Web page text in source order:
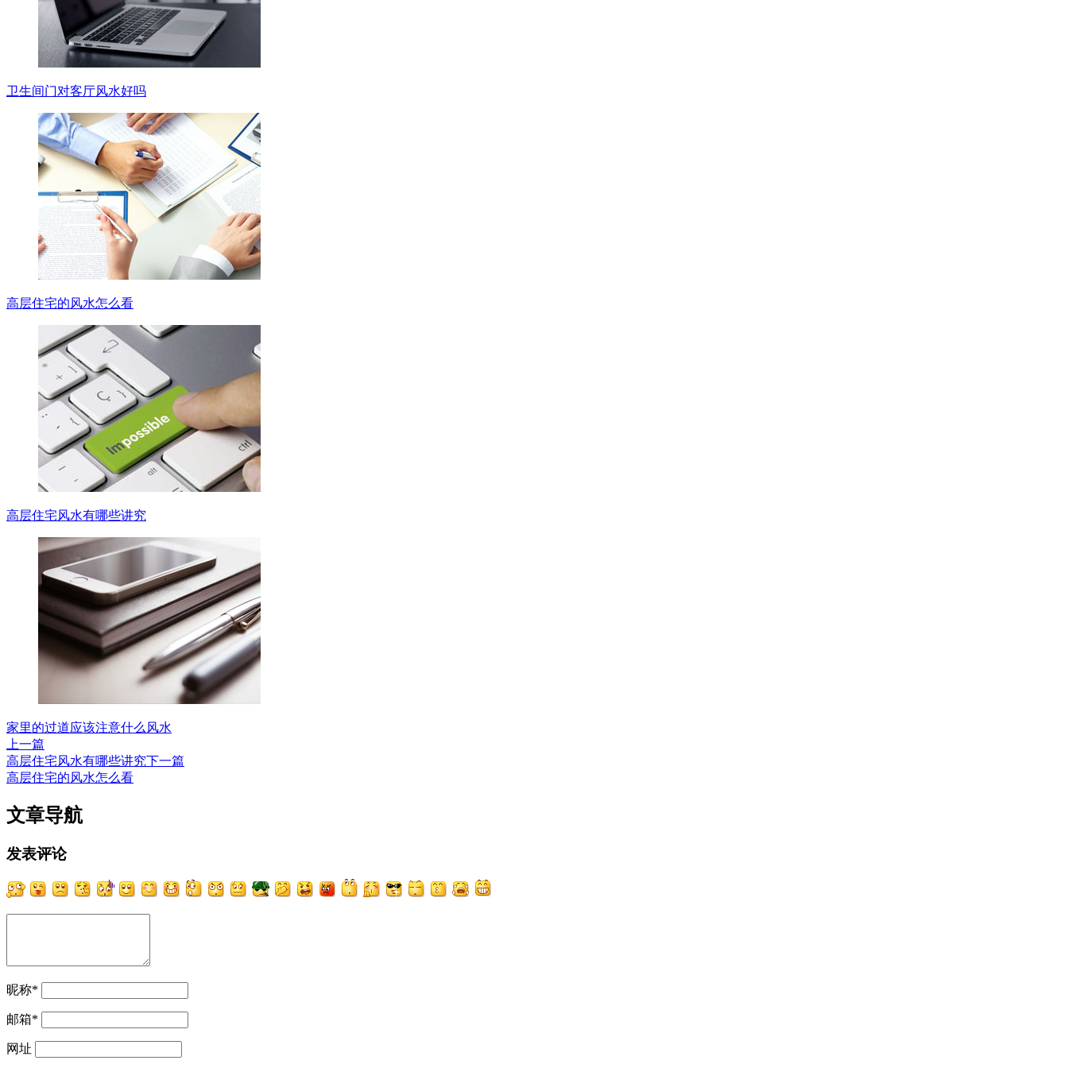
卫生间门对客厅风水好吗
高层住宅的风水怎么看
高层住宅风水有哪些讲究
家里的过道应该注意什么风水
上一篇
高层住宅风水有哪些讲究下一篇
高层住宅的风水怎么看
文章导航
发表评论
昵称*
邮箱*
网址